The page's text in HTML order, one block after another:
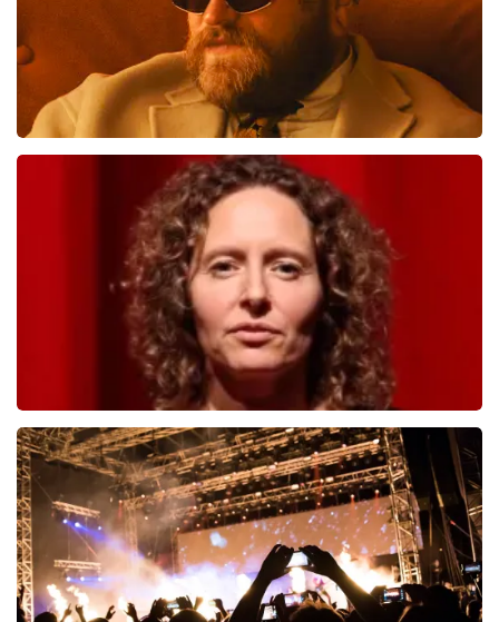
Teddy Swims
laatste 30 minuten
BESTEL NU
Esther van der Voort
497laatste 30 minuten
BESTEL NU